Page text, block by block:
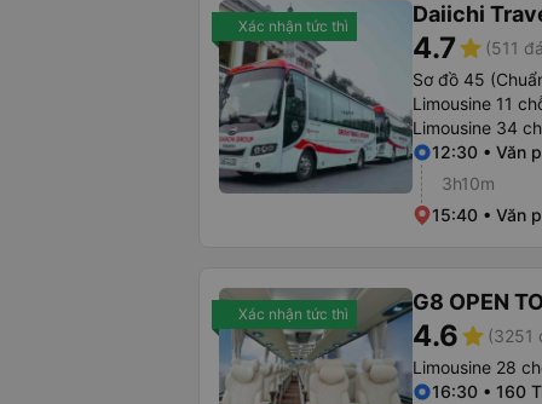
Xác nhận tức thì Daiichi
4.7star (511
Sơ đồ 45
Limousine 11
Limousine 34
12:30 • Văn
3h10m
15:40 • Văn
Xác nhận tức thì G8 OPEN
4.6star (3251
Limousine 28
16:30 • 160